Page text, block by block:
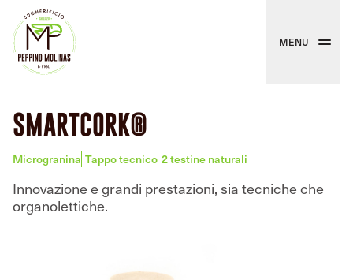
MENU
SMARTCORK®
Microgranina Tappo tecnico 2 testine naturali
Innovazione e grandi prestazioni, sia tecniche che
organolettiche.